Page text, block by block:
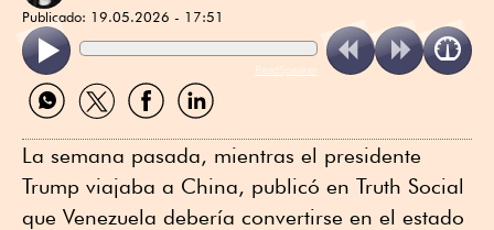
Publicado: 19.05.2026 - 17:51
ReadSpeaker
Compartir
por
Compartir
por
Compartir
por
Compartir
por
La semana pasada, mientras el presidente
Trump viajaba a China, publicó en Truth Social
que Venezuela debería convertirse en el estado